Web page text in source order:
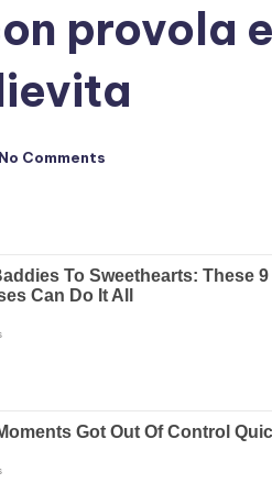
provola
No Comments